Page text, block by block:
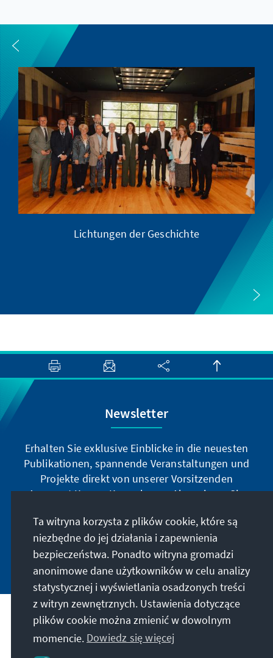
Lichtungen der Geschichte
Newsletter
Erhalten Sie exklusive Einblicke in die neuesten
Publikationen, spannende Veranstaltungen und
Projekte direkt von unserer Vorsitzenden
Annegret Kramp-Karrenbauer. Abonnieren Sie
auf dem Laufenden.
Jetzt abonnieren
Nasza misja
Ta witryna korzysta z plików cookie, które są
niezbędne do jej działania i zapewnienia
bezpieczeństwa. Ponadto witryna gromadzi
anonimowe dane użytkowników w celu analizy
statystycznej i wyświetlania osadzonych treści
z witryn zewnętrznych. Ustawienia dotyczące
plików cookie można zmienić w dowolnym
momencie. Dowiedz się więcej